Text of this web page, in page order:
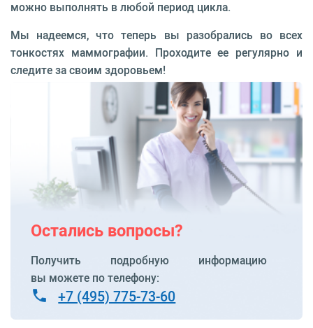
можно выполнять в любой период цикла.
Мы надеемся, что теперь вы разобрались во всех
тонкостях маммографии. Проходите ее регулярно и
следите за своим здоровьем!
Остались вопросы?
Получить подробную информацию
вы можете по телефону:
+7 (495) 775-73-60